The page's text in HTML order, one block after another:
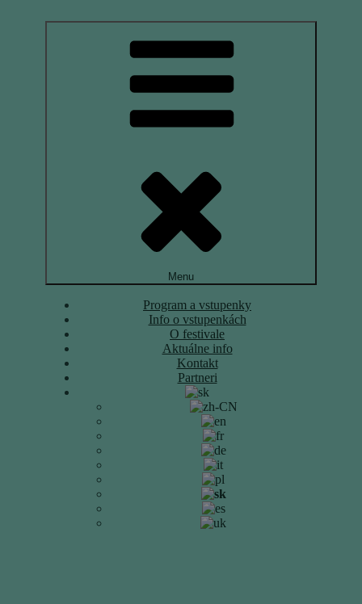
Medzinárodný festival súčasného tanca
Menu
Program a vstupenky
Info o vstupenkách
O festivale
Aktuálne info
Kontakt
Partneri